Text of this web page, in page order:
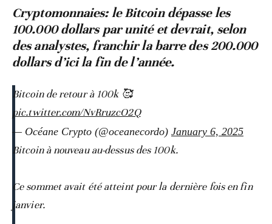
Cryptomonnaies: le Bitcoin dépasse les
100.000 dollars par unité et devrait, selon
des analystes, franchir la barre des 200.000
dollars d’ici la fin de l’année.
Bitcoin de retour à 100k 🥰
pic.twitter.com/NvRruzcO2Q
— Océane Crypto (@oceanecordo) January 6, 2025
Bitcoin à nouveau au-dessus des 100k.
Ce sommet avait été atteint pour la dernière fois en fin
janvier.